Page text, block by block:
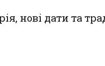
нові дати та